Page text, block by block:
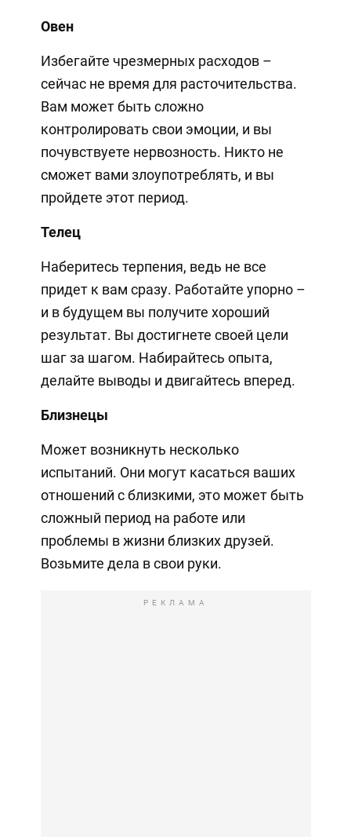
Овен
Избегайте чрезмерных расходов –
сейчас не время для расточительства.
Вам может быть сложно
контролировать свои эмоции, и вы
почувствуете нервозность. Никто не
сможет вами злоупотреблять, и вы
пройдете этот период.
Телец
Наберитесь терпения, ведь не все
придет к вам сразу. Работайте упорно –
и в будущем вы получите хороший
результат. Вы достигнете своей цели
шаг за шагом. Набирайтесь опыта,
делайте выводы и двигайтесь вперед.
Близнецы
Может возникнуть несколько
испытаний. Они могут касаться ваших
отношений с близкими, это может быть
сложный период на работе или
проблемы в жизни близких друзей.
Возьмите дела в свои руки.
РЕКЛАМА